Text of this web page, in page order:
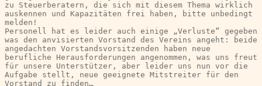
zu Steuerberatern, die sich mit diesem Thema wirklich
auskennen und Kapazitäten frei haben, bitte unbedingt
melden!
Personell hat es leider auch einige „Verluste“ gegeben
was den anvisierten Vorstand des Vereins angeht: beide
angedachten Vorstandsvorsitzenden haben neue
berufliche Herausforderungen angenommen, was uns freut
für unsere Unterstützer, aber leider uns nun vor die
Aufgabe stellt, neue geeignete Mitstreiter für den
Vorstand zu finden…